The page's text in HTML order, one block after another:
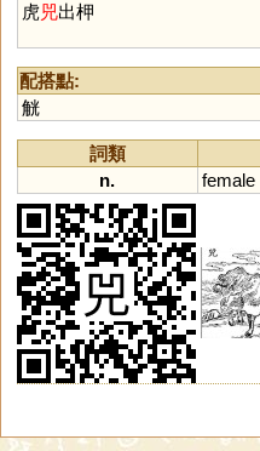
虎兕出柙
配搭點:
觥
詞類
n.
female